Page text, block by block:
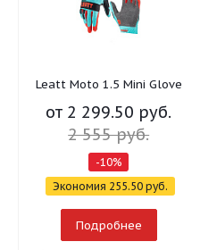
Leatt Moto 1.5 Mini Glove
от 2 299.50 руб.
2 555 руб.
-10%
Экономия 255.50 руб.
Подробнее